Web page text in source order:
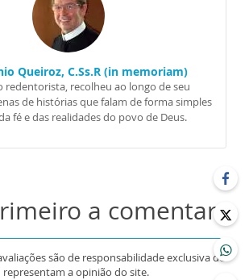
Queiroz, C.Ss.R (in memoriam)
redentorista, recolheu ao longo de seu
de histórias que falam de forma simples
fé e das realidades do povo de Deus.
a comentar
são de responsabilidade exclusiva de
representam a opinião do site.